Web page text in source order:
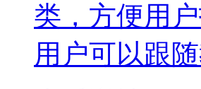
类，方便用
用户可以跟